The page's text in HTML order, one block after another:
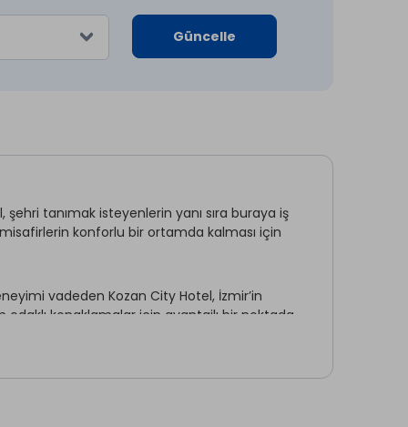
Güncelle
tanımak isteyenlerin yanı sıra buraya iş
konforlu bir ortamda kalması için
vadeden Kozan City Hotel, İzmir’in
odaklı konaklamalar için avantajlı bir noktada
Misafirlerin ihtiyaçlarına yönelik olanaklara